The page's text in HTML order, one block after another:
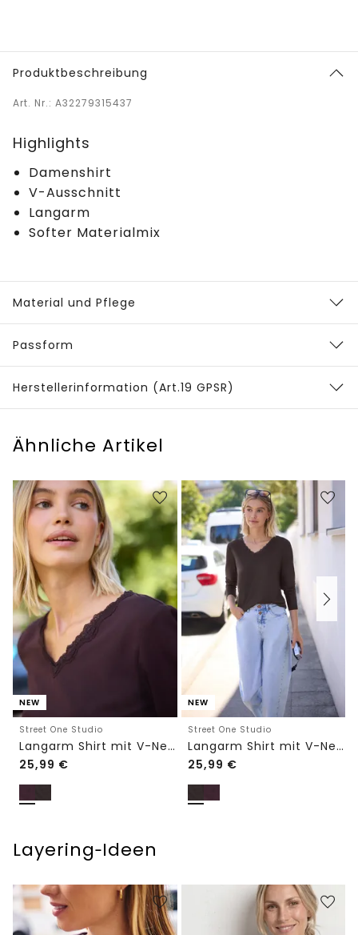
Produktbeschreibung
Art. Nr.: A32279315437
Highlights
Damenshirt
V-Ausschnitt
Langarm
Softer Materialmix
Material und Pflege
Passform
Herstellerinformation (Art.19 GPSR)
Ähnliche Artikel
NEW
Street One Studio
Langarm Shirt mit V-Neck und Spitze
25,99 €
NEW
Street One Studio
Langarm Shirt mit V-Neck und Spitze
25,99 €
Layering‑Ideen